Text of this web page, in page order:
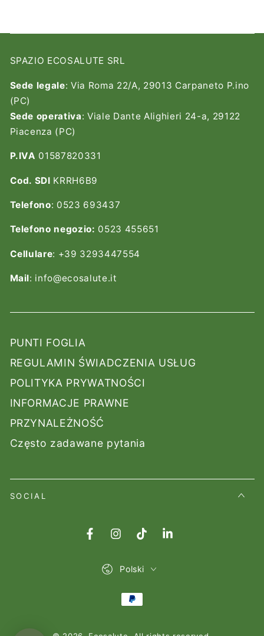
SPAZIO ECOSALUTE SRL
Sede legale: Via Roma 22/A, 29013 Carpaneto P.ino
(PC)
Sede operativa: Viale Dante Alighieri 24-a, 29122
Piacenza (PC)
P.IVA 01587820331
Cod. SDI KRRH6B9
Telefono: 0523 693437
Telefono negozio: 0523 455651
Cellulare: +39 3293447554
Mail: info@ecosalute.it
PUNTI FOGLIA
REGULAMIN ŚWIADCZENIA USŁUG
POLITYKA PRYWATNOŚCI
INFORMACJE PRAWNE
PRZYNALEŻNOŚĆ
Często zadawane pytania
SOCIAL
FacebookInstagramTikTokLinkedIn
Polski